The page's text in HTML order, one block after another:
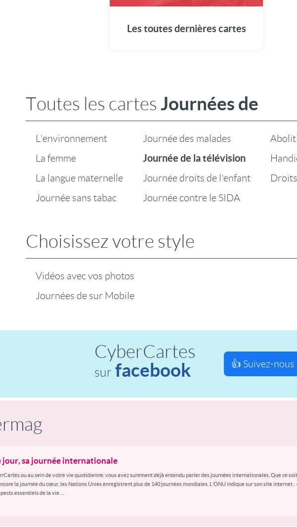
Les toutes dernières cartes
Découvrez les dernières créations
Toutes les cartes Journées de
L'environnement
La femme
La langue maternelle
Journée sans tabac
Journée des malades
Journée de la télévision
Journée droits de l'enfant
Journée contre le SIDA
Choisissez votre style
Vidéos avec vos photos
Journées de sur Mobile
CyberCartes
sur facebook 👍 Suivez-nous
jour, sa journée internationale
ou au sein de votre vie quotidienne, vous avez surement déjà entendu parler des journées internationales. Que ce
la journée du cœur, les Nations Unies enregistrent plus de 140 journées mondiales. L’ONU indique sur son site internet
essentiels de la vie …